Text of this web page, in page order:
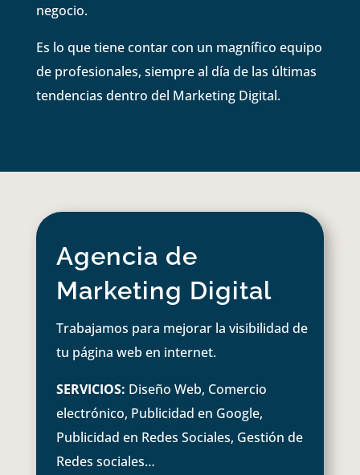
negocio.
Es lo que tiene contar con un magnífico equipo
de profesionales, siempre al día de las últimas
tendencias dentro del Marketing Digital.
Agencia de
Marketing Digital
Trabajamos para mejorar la visibilidad de
tu página web en internet.
SERVICIOS: Diseño Web, Comercio
electrónico, Publicidad en Google,
Publicidad en Redes Sociales, Gestión de
Redes sociales…